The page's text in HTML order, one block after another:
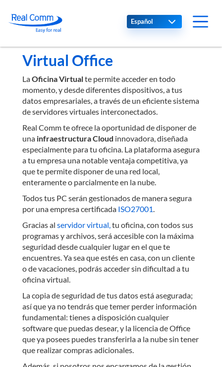
Select your language
Virtual Office
LaOficina Virtualte permite acceder en todo
momento, y desde diferentes dispositivos, a tus
datos empresariales, a través de un eficiente sistema
de servidores virtuales interconectados.
Real Comm te ofrece la oportunidad de disponer de
una infraestructura Cloud innovadora, diseñada
especialmente para tu oficina. La plataforma asegura
a tu empresa una notable ventaja competitiva, ya
que te permite disponer de una red local,
enteramente o parcialmente en la nube.
Todos tus PC serán gestionados de manera segura
por una empresa certificada ISO27001.
Gracias al servidor virtual,tu oficina, con todos sus
programas y archivos, será accesible con la máxima
seguridad desde cualquier lugar en el que te
encuentres. Ya sea que estés en casa, con un cliente
o de vacaciones, podrás acceder sin dificultad a tu
oficina virtual.
La copia de seguridad de tus datos está asegurada;
así que ya no tendrás que temer perder información
fundamental: tienes a disposición cualquier
software que puedas desear, y la licencia de Office
que ya posees puedes transferirla a la nube sin tener
que realizar compras adicionales.